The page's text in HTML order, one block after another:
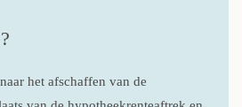
het afschaffen van de